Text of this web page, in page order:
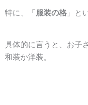
特に、「 服装の格 」と
具体的に言うと、お子
和装か洋装。